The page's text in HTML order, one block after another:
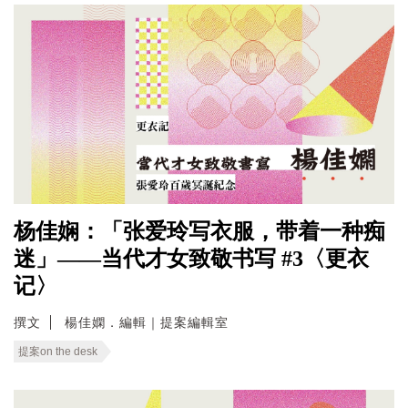
杨佳娴：「张爱玲写衣服，带着一种痴
迷」——当代才女致敬书写 #3〈更衣
记〉
撰文 楊佳嫻．編輯｜提案編輯室
提案on the desk